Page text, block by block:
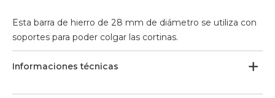
Esta barra de hierro de 28 mm de diámetro se utiliza con
soportes para poder colgar las cortinas.
Informaciones técnicas